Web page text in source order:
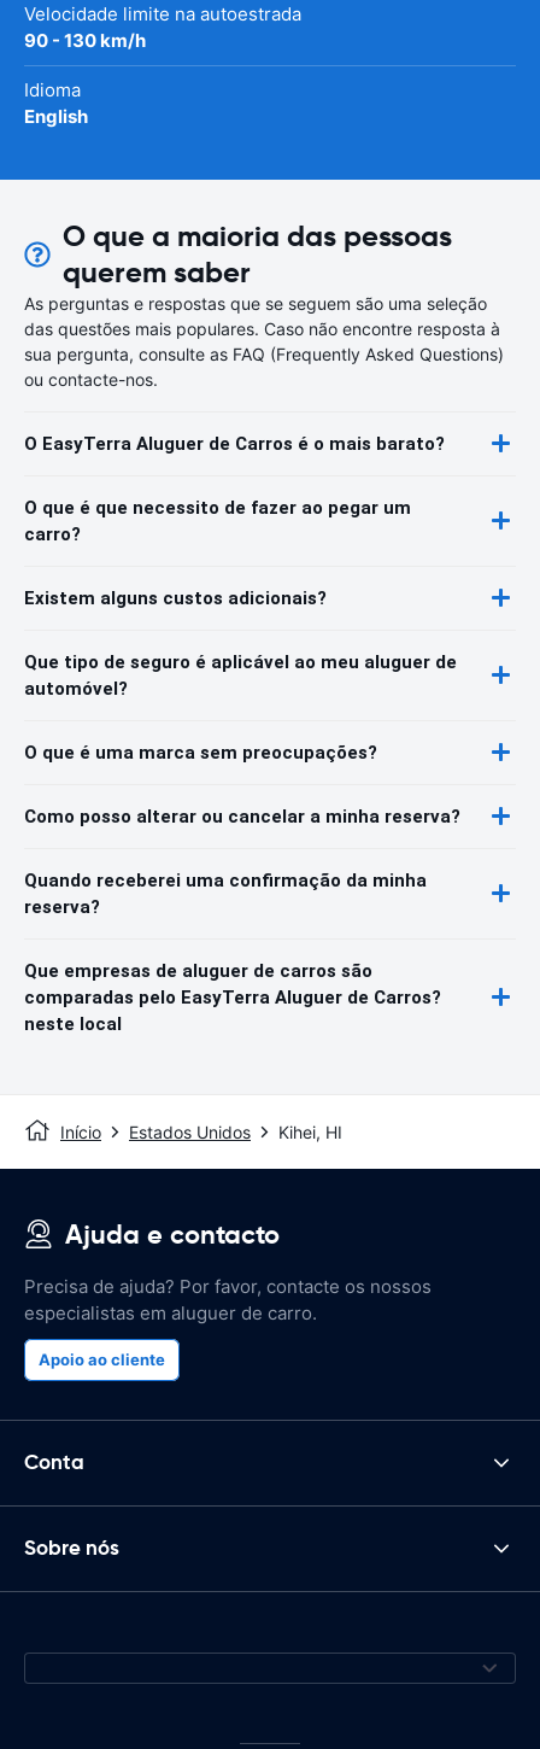
Velocidade limite na autoestrada
90 - 130 km/h
Idioma
English
O que a maioria das pessoas
querem saber
As perguntas e respostas que se seguem são uma seleção
das questões mais populares. Caso não encontre resposta à
sua pergunta, consulte as FAQ (Frequently Asked Questions)
ou contacte-nos.
O EasyTerra Aluguer de Carros é o mais barato?
O que é que necessito de fazer ao pegar um
carro?
Existem alguns custos adicionais?
Que tipo de seguro é aplicável ao meu aluguer de
automóvel?
O que é uma marca sem preocupações?
Como posso alterar ou cancelar a minha reserva?
Quando receberei uma confirmação da minha
reserva?
Que empresas de aluguer de carros são
comparadas pelo EasyTerra Aluguer de Carros?
neste local
Início Estados Unidos Kihei, HI
Ajuda e contacto
Precisa de ajuda? Por favor, contacte os nossos
especialistas em aluguer de carro.
Apoio ao cliente
Conta
Sobre nós